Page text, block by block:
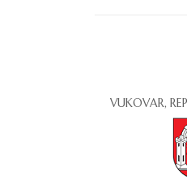
VUKOVAR,